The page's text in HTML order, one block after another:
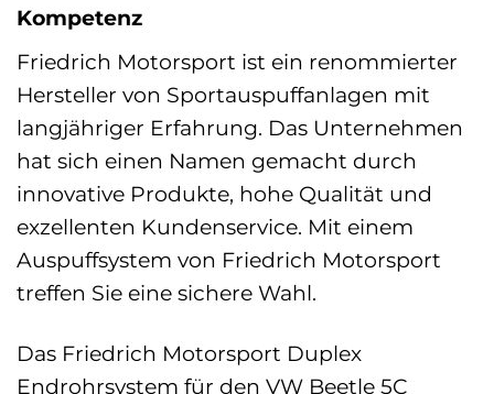
Kompetenz
Friedrich Motorsport ist ein renommierter
Hersteller von Sportauspuffanlagen mit
langjähriger Erfahrung. Das Unternehmen
hat sich einen Namen gemacht durch
innovative Produkte, hohe Qualität und
exzellenten Kundenservice. Mit einem
Auspuffsystem von Friedrich Motorsport
treffen Sie eine sichere Wahl.
Das Friedrich Motorsport Duplex
Endrohrsystem für den VW Beetle 5C